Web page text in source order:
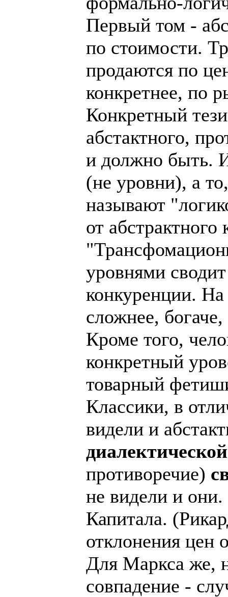
Первый том -
по стоимости.
продаются по
конкретнее, по
Конкретный
абстактного,
и должно быть.
(не уровни), а
называют
от
уровнями
конкуренции.
сложнее,
Кроме того,
конкретный
товарный
Классики, в
видели и
диалектической
противоречие)
не видели и
Капитала.
отклонения цен
Для Маркса же,
совпадение -